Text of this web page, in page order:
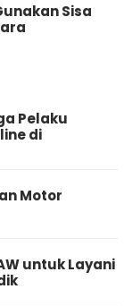
Sisa
Pelaku
di
Motor
untuk Layani